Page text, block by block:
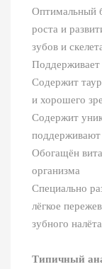
Оптимальный
роста и
зубов и
Содержит
и хорошего
Содержит
Обогащён
организма
Специально
лёгкое
зубного налёта
Типичный